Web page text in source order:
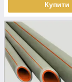
Купити